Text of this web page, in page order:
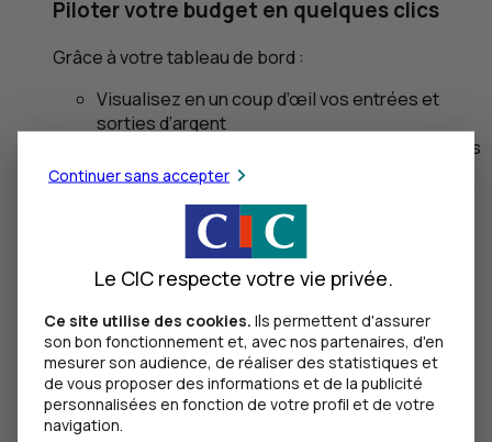
Piloter votre budget en quelques clics
Grâce à votre tableau de bord :
Visualisez en un coup d’œil vos entrées et
sorties d’argent
Accédez à une vue claire et catégorisée de vos
chiffres
trésorerie en fonction de vos indicateurs.
Planifiez, ajustez, anticipez. Vous avez toujours un
coup d’avance.
Continuer sans accepter
Le CIC respecte votre vie privée.
Ce site utilise des cookies. Ils permettent d'assurer
son bon fonctionnement et, avec nos partenaires, d'en
mesurer son audience, de réaliser des statistiques et
de vous proposer des informations et de la publicité
personnalisées en fonction de votre profil et de votre
navigation.